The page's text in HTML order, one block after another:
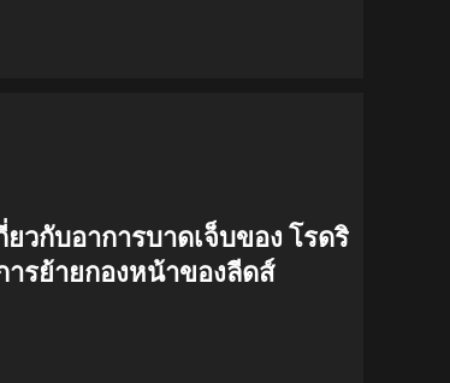
วกับอาการบาดเจ็บของ โรดริ
รย้ายกองหน้าของลีดส์